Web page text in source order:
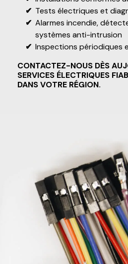
Tests électriques et
Alarmes incendie,
systèmes anti-intrusion
Inspections périodiques
CONTACTEZ-NOUS DÈS
SERVICES ÉLECTRIQUES
DANS VOTRE RÉGION.